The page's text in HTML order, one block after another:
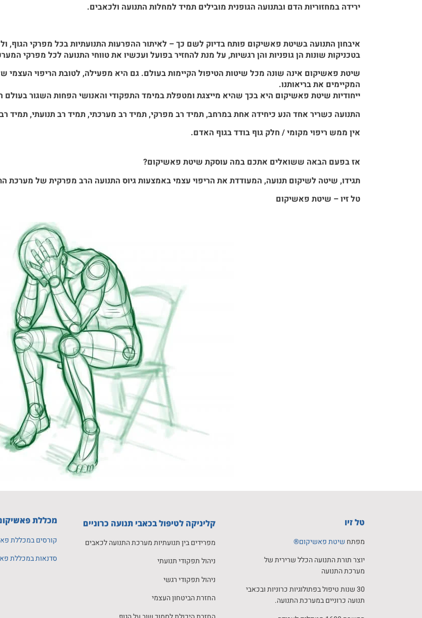
ירידה במחזוריות הדם ובתנועה הגופנית מובילים תמיד למחלות התנועה ולכאבים.
איבחון התנועה בשיטת פאשיקום פותח בדיוק לשם כך – לאיתור ההפרעות התנועתיות בכל מפרקי הגוף,
בטכניקות שונות הן גופניות והן רגשיות, על מנת להחזיר בפועל ועכשיו את טווחי התנועה לכל מפרקי
שיטת פאשיקום אינה שונה מכל שיטות הטיפול הקיימות בעולם. גם היא מפעילה, לטובת הריפוי העצמי
המקיימים את בריאותנו.
ייחודיות שיטת פאשיקום היא בכך שהיא מייצגת ומטפלת במימד התפקודי והאנושי הפחות השגור בעולם
התנועה כשריר אחד הנע כיחידה אחת במרחב, תמיד רב מפרקי, תמיד רב מערכתי, תמיד רב תנועתי, תמיד רב
אין ממש ריפוי מקומי / חלק גוף בודד בגוף האדם.
אזבפעם הבאה ששואלים אתכם במה עוסקת שיטת פאשיקום?
תגידו, שיטה לשיקום תנועה, המעודדת את הריפוי עצמי באמצעות גיוס התנועה הרב מפרקית של מערכת
טל זיו – שיטת פאשיקום
טל זיו
מפתח שיטת פאשיקום®
יוצר תורת התנועה הכלל שרירית של
מערכת התנועה
30 שנות טיפול בפתולוגיות כרוניות ובכאבי
תנועה כרוניים במערכת התנועה.
קליניקה לטיפול בכאבי תנועה כרוניים
מפרידים בין תנועתיות מערכת התנועה לכאבים
ניהול תפקודי תנועתי
ניהול תפקודי רגשי
החזרת הביטחון העצמי
מכללת
קורסים במכללת
סדנאות במכללת